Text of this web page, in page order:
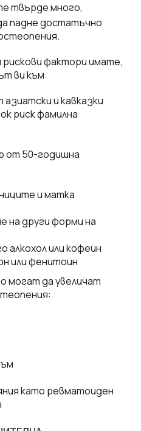
твърде много,
падне достатъчно
фактори имате,
ви към:
и кавказки
риск фамилна
от 50-годишна
и матка
на други форми на
алкохол или кофеин
или фенитоин
могат да увеличат
като ревматоиден